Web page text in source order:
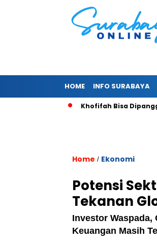
HOME INFO SURABAYA
Khofifah Bisa Dipanggil
Home / Ekonomi
Potensi
Tekanan
Investor Waspada,
Keuangan Masih